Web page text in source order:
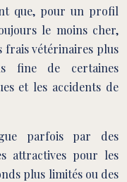
que, pour un profil
le moins cher,
frais vétérinaires plus
fine de certaines
et les accidents de
parfois par des
attractives pour les
plus limités ou des